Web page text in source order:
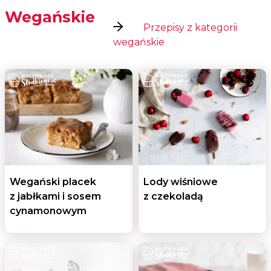
Wegańskie
Przepisy z kategorii
wegańskie
Wegański placek
z jabłkami i sosem
cynamonowym
Lody wiśniowe
z czekoladą